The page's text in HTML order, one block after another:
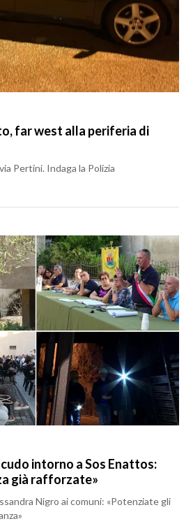
far west alla periferia di
Pertini. Indaga la Polizia
intorno a Sos Enattos:
già rafforzate»
Nigro ai comuni: «Potenziate gli